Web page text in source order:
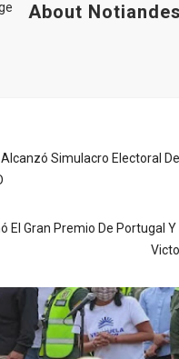
About
Alcanzó Simulacro Electoral
El Gran Premio De Portugal